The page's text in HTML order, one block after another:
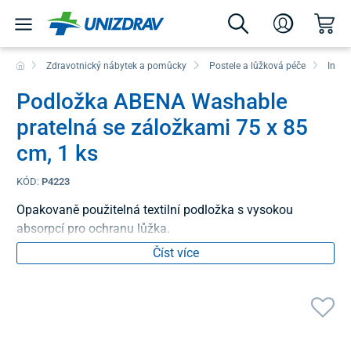
Zdravotnický nábytek a pomůcky Postele a lůžková péče
Podložka ABENA Washable
pratelná se záložkami 75 x 85
cm, 1 ks
KÓD: P4223
Opakovaně použitelná textilní podložka s vysokou
absorpcí pro ochranu lůžka.
Číst více